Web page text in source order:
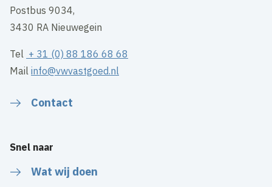
Postbus 9034,
3430 RA Nieuwegein
Tel + 31 (0) 88 186 68 68
Mailinfo@vwvastgoed.nl
Contact
Snel naar
Wat wij doen